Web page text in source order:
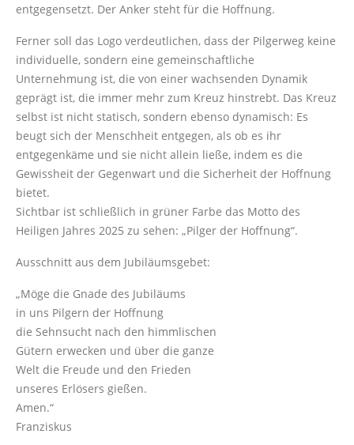
entgegensetzt. Der Anker steht für die Hoffnung.
Ferner soll das Logo verdeutlichen, dass der Pilgerweg keine
individuelle, sondern eine gemeinschaftliche
Unternehmung ist, die von einer wachsenden Dynamik
geprägt ist, die immer mehr zum Kreuz hinstrebt. Das Kreuz
selbst ist nicht statisch, sondern ebenso dynamisch: Es
beugt sich der Menschheit entgegen, als ob es ihr
entgegenkäme und sie nicht allein ließe, indem es die
Gewissheit der Gegenwart und die Sicherheit der Hoffnung
bietet.
Sichtbar ist schließlich in grüner Farbe das Motto des
Heiligen Jahres 2025 zu sehen: „Pilger der Hoffnung“.
Ausschnitt aus dem Jubiläumsgebet:
„Möge die Gnade des Jubiläums
in uns Pilgern der Hoffnung
die Sehnsucht nach den himmlischen
Gütern erwecken und über die ganze
Welt die Freude und den Frieden
unseres Erlösers gießen.
Amen.“
Franziskus